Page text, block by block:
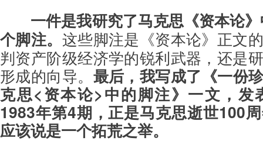
一件是我研究了马克思《资本论
个脚注。 这些脚注是《资本论》正文
判资产阶级经济学的锐利武器，还是
形成的向导。 最后，我写成了《一份
克思<资本论>中的脚注》一文，发
1983年第4期，正是马克思逝世100
应该说是一个拓荒之举。